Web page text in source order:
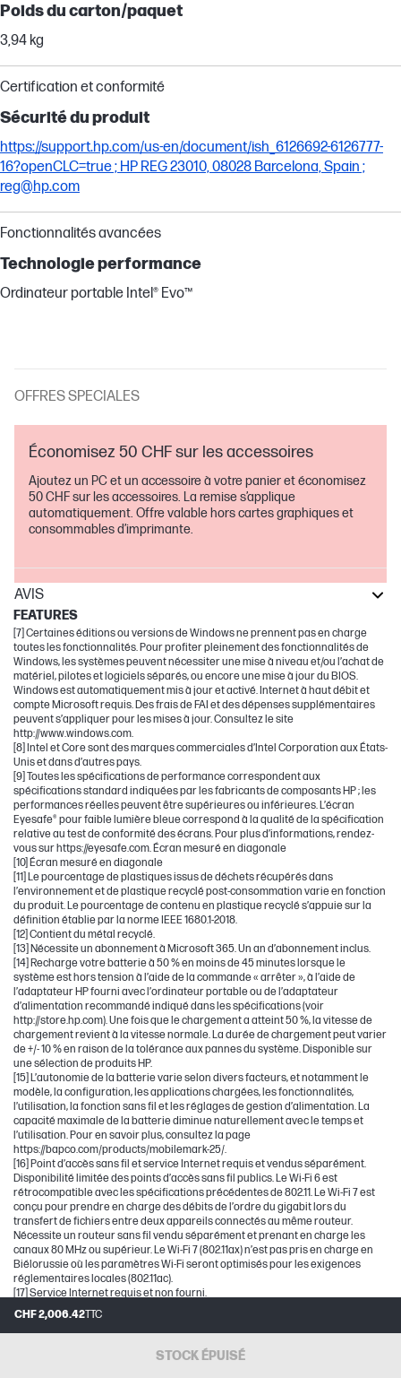
CHF 2,006.42TTC
STOCK ÉPUISÉ
Poids du carton/paquet
3,94 kg
Certification et conformité
Sécurité du produit
https://support.hp.com/us-en/document/ish_6126692-6126777-
16?openCLC=true ; HP REG 23010, 08028 Barcelona, Spain ;
reg@hp.com
Fonctionnalités avancées
Technologie performance
Ordinateur portable Intel® Evo™
OFFRES SPECIALES
Économisez 50 CHF sur les accessoires
Ajoutez un PC et un accessoire à votre panier et économisez
50 CHF sur les accessoires. La remise s’applique
automatiquement. Offre valable hors cartes graphiques et
consommables d’imprimante.
AVIS
FEATURES
[7] Certaines éditions ou versions de Windows ne prennent pas en charge
toutes les fonctionnalités. Pour profiter pleinement des fonctionnalités de
Windows, les systèmes peuvent nécessiter une mise à niveau et/ou l’achat de
matériel, pilotes et logiciels séparés, ou encore une mise à jour du BIOS.
Windows est automatiquement mis à jour et activé. Internet à haut débit et
compte Microsoft requis. Des frais de FAI et des dépenses supplémentaires
peuvent s’appliquer pour les mises à jour. Consultez le site
http://www.windows.com.
[8] Intel et Core sont des marques commerciales d’Intel Corporation aux États-
Unis et dans d’autres pays.
[9] Toutes les spécifications de performance correspondent aux
spécifications standard indiquées par les fabricants de composants HP ; les
performances réelles peuvent être supérieures ou inférieures. L’écran
Eyesafe® pour faible lumière bleue correspond à la qualité de la spécification
relative au test de conformité des écrans. Pour plus d’informations, rendez-
vous sur https://eyesafe.com. Écran mesuré en diagonale
[10] Écran mesuré en diagonale
[11] Le pourcentage de plastiques issus de déchets récupérés dans
l’environnement et de plastique recyclé post-consommation varie en fonction
du produit. Le pourcentage de contenu en plastique recyclé s’appuie sur la
définition établie par la norme IEEE 1680.1-2018.
[12] Contient du métal recyclé.
[13] Nécessite un abonnement à Microsoft 365. Un an d’abonnement inclus.
[14] Recharge votre batterie à 50 % en moins de 45 minutes lorsque le
système est hors tension à l’aide de la commande « arrêter », à l’aide de
l’adaptateur HP fourni avec l’ordinateur portable ou de l’adaptateur
d’alimentation recommandé indiqué dans les spécifications (voir
http://store.hp.com). Une fois que le chargement a atteint 50 %, la vitesse de
chargement revient à la vitesse normale. La durée de chargement peut varier
de +/- 10 % en raison de la tolérance aux pannes du système. Disponible sur
une sélection de produits HP.
[15] L’autonomie de la batterie varie selon divers facteurs, et notamment le
modèle, la configuration, les applications chargées, les fonctionnalités,
l’utilisation, la fonction sans fil et les réglages de gestion d’alimentation. La
capacité maximale de la batterie diminue naturellement avec le temps et
l’utilisation. Pour en savoir plus, consultez la page
https://bapco.com/products/mobilemark-25/.
[16] Point d’accès sans fil et service Internet requis et vendus séparément.
Disponibilité limitée des points d’accès sans fil publics. Le Wi-Fi 6 est
rétrocompatible avec les spécifications précédentes de 802.11. Le Wi-Fi 7 est
conçu pour prendre en charge des débits de l’ordre du gigabit lors du
transfert de fichiers entre deux appareils connectés au même routeur.
Nécessite un routeur sans fil vendu séparément et prenant en charge les
canaux 80 MHz ou supérieur. Le Wi-Fi 7 (802.11ax) n’est pas pris en charge en
Biélorussie où les paramètres Wi-Fi seront optimisés pour les exigences
réglementaires locales (802.11ac).
[17] Service Internet requis et non fourni.
[18] ENERGY STAR et le logo ENERGY STAR sont des marques déposées de
l’Agence américaine de protection de l’environnement.
[19] Accès Internet requis, mais non inclus. McAfee est préinstallé sur votre PC
et un compte est requis pour l’activation. Le renouvellement de l’abonnement